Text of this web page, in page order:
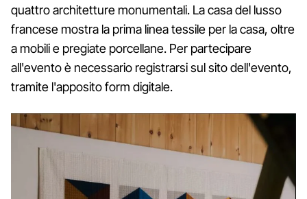
quattro architetture monumentali. La casa del lusso
francese mostra la prima linea tessile per la casa, oltre
a mobili e pregiate porcellane. Per partecipare
all'evento è necessario registrarsi sul sito dell'evento,
tramite l'apposito form digitale.